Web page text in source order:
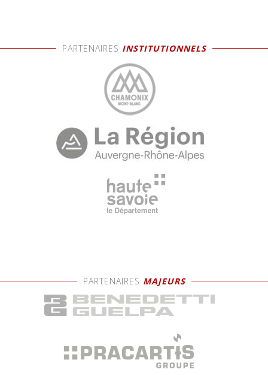
PARTENAIRES INSTITUTIONNELS
PARTENAIRES MAJEURS